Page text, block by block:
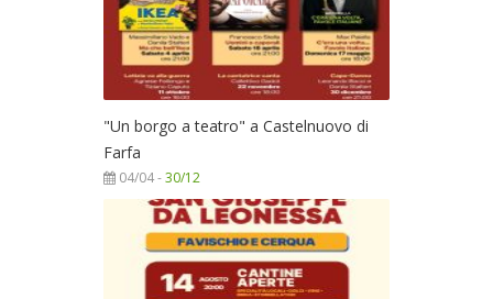
"Un borgo a teatro" a Castelnuovo di
Farfa
04/04 -30/12